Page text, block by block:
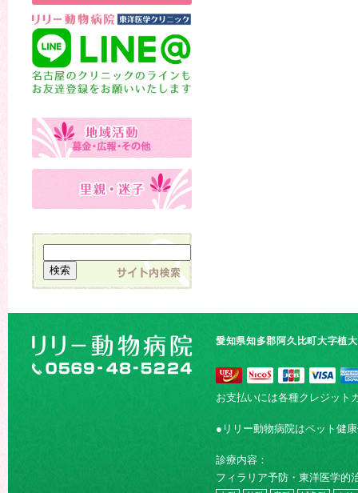
愛知県知多郡阿久比町大字植
お支払いには各種クレジット
●リリー動物病院はペット健
診療内容：
フィラリア予防・東洋医学的